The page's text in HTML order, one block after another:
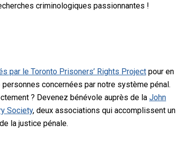
criminologiques passionnantes !
par le Toronto Prisoners’ Rights Project pour en
concernées par notre système pénal.
? Devenez bénévole auprès de la John
Society, deux associations qui accomplissent un
la justice pénale.